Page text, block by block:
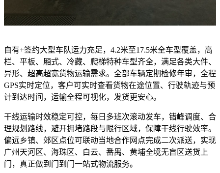
自有+签约大型车队运力充足，4.2米至17.5米全车型覆盖，高
栏、平板、厢式、冷藏、爬梯特种车型齐全，满足各类大件、
异形、超高超宽货物运输需求。全部车辆定期检修年审，全程
GPS实时定位，客户可实时查看货物在途位置、行驶轨迹与预
计到达时间，运输全程可视化，发货更安心。
干线运输时效稳定可控，每日多班次滚动发车，错峰调度、合
理规划路线，避开拥堵路段与限行区域，保障干线行驶效率。
偏远乡镇、郊区点位可联动当地合作网点完成二次派送，实现
广州天河区、海珠区、白云、番禺、黄埔全境无盲区送货上
门，真正做到门到门一站式物流服务。